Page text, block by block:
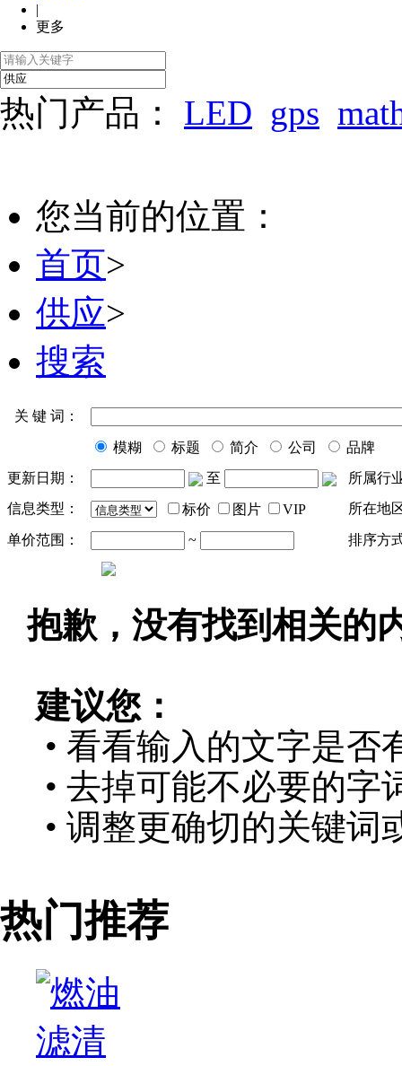
|
更多
热门产品： LED gps
您当前的位置：
首页>
供应>
搜索
关 键 词：
模糊 标题 简介 公司
品牌
更新日期：
至
所属行
信息类型：
标价 图片 VIP 所在地
单价范围： ~ 排序方
抱歉，没有找到相关的
建议您：
• 看看输入的文字是否
• 去掉可能不必要的字
• 调整更确切的关键词
热门推荐